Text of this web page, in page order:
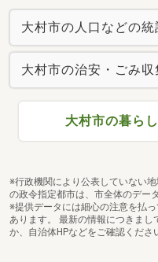
大村市の人口などの統
大村市の治安・ごみ収
大村市の暮ら
※行政機関により公表していない
の政令指定都市は、市全体のデー
※提供データには細心の注意を払
あります。 最新の情報につきまし
か、自治体HPなどをご確認くださ